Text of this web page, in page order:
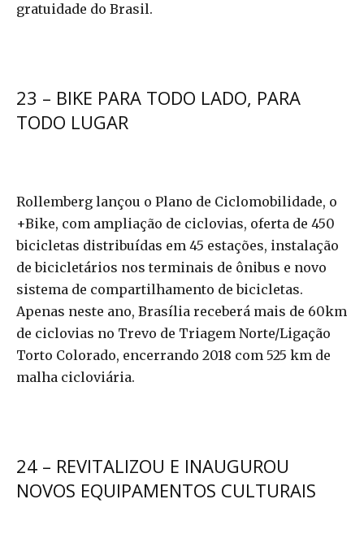
gratuidade do Brasil.
23 – BIKE PARA TODO LADO, PARA
TODO LUGAR
Rollemberg lançou o Plano de Ciclomobilidade, o
+Bike, com ampliação de ciclovias, oferta de 450
bicicletas distribuídas em 45 estações, instalação
de bicicletários nos terminais de ônibus e novo
sistema de compartilhamento de bicicletas.
Apenas neste ano, Brasília receberá mais de 60km
de ciclovias no Trevo de Triagem Norte/Ligação
Torto Colorado, encerrando 2018 com 525 km de
malha cicloviária.
24 – REVITALIZOU E INAUGUROU
NOVOS EQUIPAMENTOS CULTURAIS